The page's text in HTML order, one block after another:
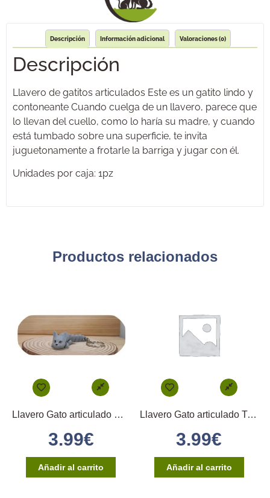
Descripción Información adicional Valoraciones (0)
Descripción
Llavero de gatitos articulados Este es un gatito lindo y
contoneante Cuando cuelga de un llavero, parece que
lo llevan del cuello, como lo haría su madre, y cuando
está tumbado sobre una superficie, te invita
juguetonamente a frotarle la barriga y jugar con él.
Unidades por caja: 1pz
Productos relacionados
Llavero Gato articulado Esfinge Gris
3.99€
Añadir al carrito
Llavero Gato articulado Tricolor
3.99€
Añadir al carrito